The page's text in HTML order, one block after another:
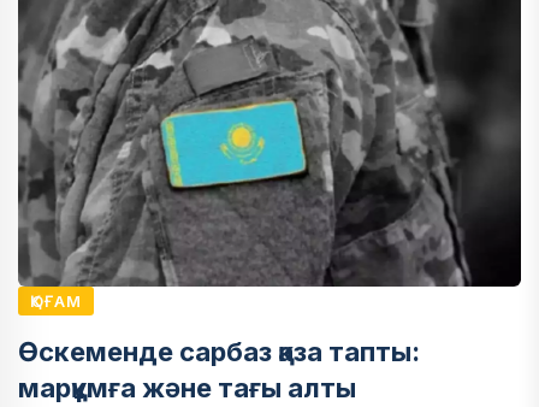
ҚОҒАМ
Өскеменде сарбаз қаза тапты:
марқұмға және тағы алты